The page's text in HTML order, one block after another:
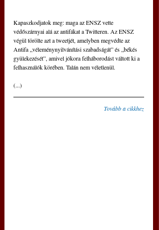
Kapaszkodjatok meg: maga az ENSZ vette
védőszárnyai alá az antifákat a Twitteren. Az ENSZ
végül törölte azt a tweetjét, amelyben megvédte az
Antifa „véleménynyilvánítási szabadságát” és „békés
gyülekezését”, amivel jókora felháborodást váltott ki a
felhasználók körében. Talán nem véletlenül.
(...)
Tovább a cikkhez